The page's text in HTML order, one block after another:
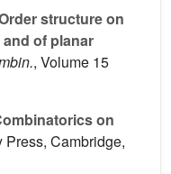
structure on
of planar
, Volume 15
on
Cambridge,